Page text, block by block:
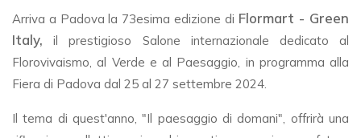
Arriva a Padova la 73esima edizione di Flormart - Green
Italy, il prestigioso Salone internazionale dedicato al
Florovivaismo, al Verde e al Paesaggio, in programma alla
Fiera di Padova dal 25 al 27 settembre 2024.
Il tema di quest'anno, "Il paesaggio di domani", offrirà una